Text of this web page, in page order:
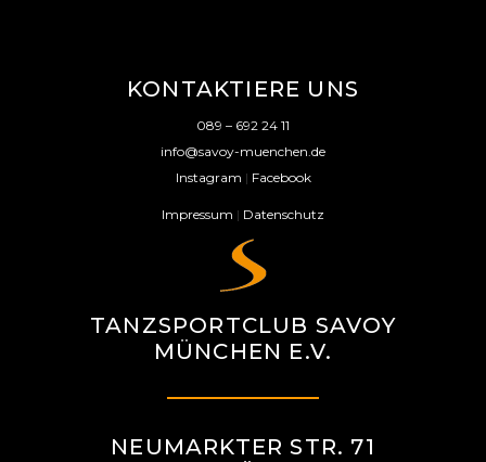
KONTAKTIERE UNS
089 – 692 24 11
info@savoy-muenchen.de
Instagram | Facebook
Impressum | Datenschutz
TANZSPORTCLUB SAVOY
MÜNCHEN E.V.
NEUMARKTER STR. 71